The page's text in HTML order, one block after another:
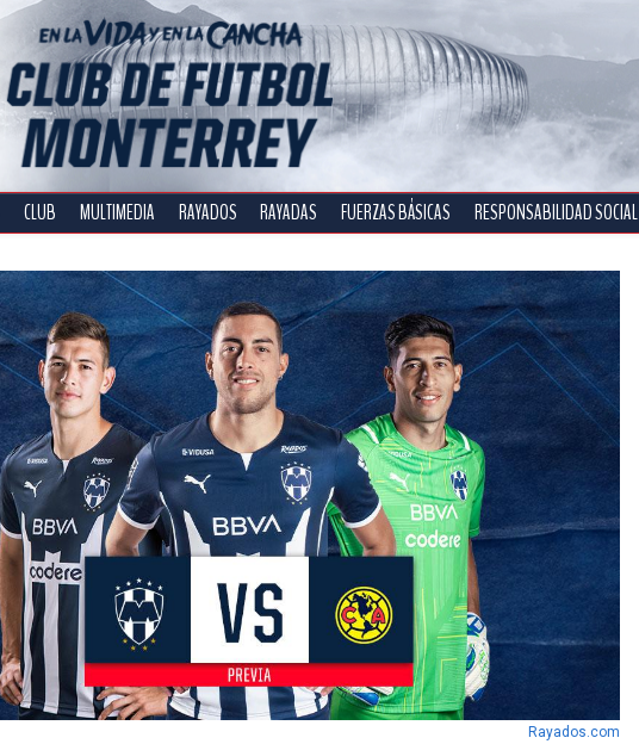
CLUB MULTIMEDIA RAYADOS RAYADAS FUERZAS BÁSICAS RESPONSABILIDAD SOCIAL
Rayados.com